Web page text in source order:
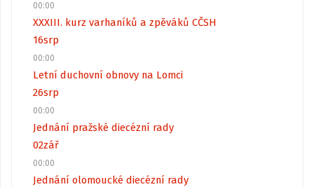
00:00
XXXIII. kurz varhaníků a zpěváků CČSH
16srp
00:00
Letní duchovní obnovy na Lomci
26srp
00:00
Jednání pražské diecézní rady
02zář
00:00
Jednání olomoucké diecézní rady